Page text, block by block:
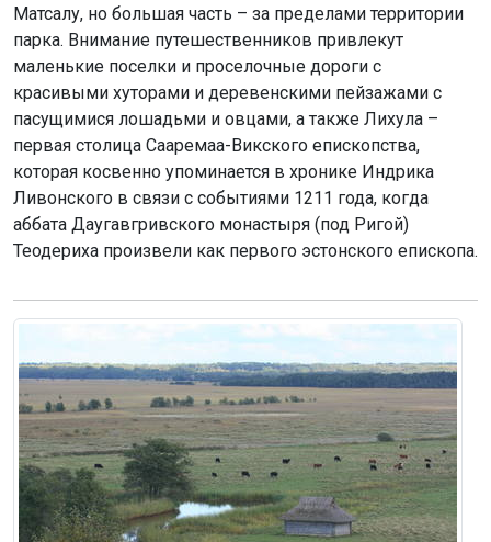
Матсалу, но большая часть – за пределами территории
парка. Внимание путешественников привлекут
маленькие поселки и проселочные дороги с
красивыми хуторами и деревенскими пейзажами с
пасущимися лошадьми и овцами, а также Лихула –
первая столица Сааремаа-Викского епископства,
которая косвенно упоминается в хронике Индрика
Ливонского в связи с событиями 1211 года, когда
аббата Даугавгривского монастыря (под Ригой)
Теодериха произвели как первого эстонского епископа.